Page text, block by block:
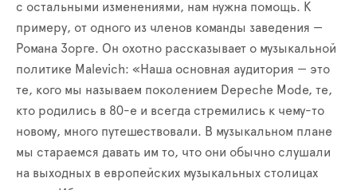
с остальными изменениями, нам нужна помощь. К
примеру, от одного из членов команды заведения —
Романа Зорге. Он охотно рассказывает о музыкальной
политике Malevich: «Наша основная аудитория — это
те, кого мы называем поколением Depeche Mode, те,
кто родились в 80-е и всегда стремились к чему-то
новому, много путешествовали. В музыкальном плане
мы стараемся давать им то, что они обычно слушали
на выходных в европейских музыкальных столицах